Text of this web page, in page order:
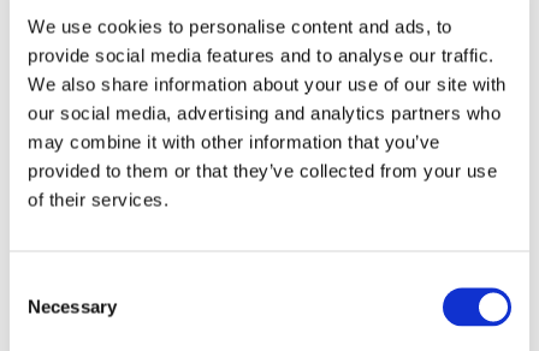
We use cookies to personalise content and ads, to
provide social media features and to analyse our traffic.
We also share information about your use of our site with
our social media, advertising and analytics partners who
may combine it with other information that you’ve
provided to them or that they’ve collected from your use
of their services.
Selection
Necessary
HAMN/LOGISTIK
Isen växer i norr